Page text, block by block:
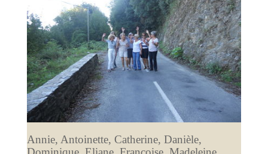
Annie, Antoinette, Catherine, Danièle,